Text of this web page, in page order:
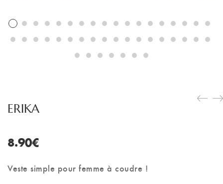
ERIKA
8.90€
Veste simple pour femme à coudre !